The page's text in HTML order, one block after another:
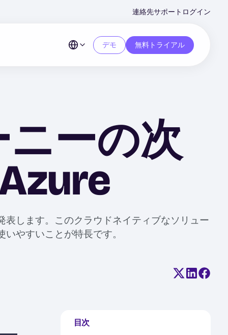
Menu
連絡先サポート ログイン
デモ 無料トライアル
ニーの次
します。このクラウドネイティブなソリュー
やすいことが特長です。
Share on X
Share
目次